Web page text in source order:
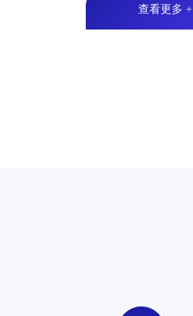
查看更多 +